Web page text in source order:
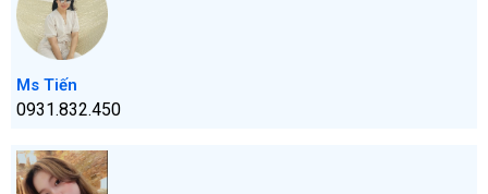
Ms Tiến
0931.832.450